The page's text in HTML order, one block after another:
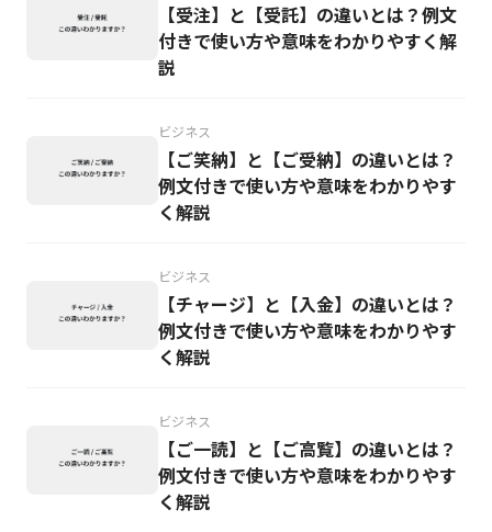
【受注】と【受託】の違いとは？例文
付きで使い方や意味をわかりやすく解
説
ビジネス
【ご笑納】と【ご受納】の違いとは？
例文付きで使い方や意味をわかりやす
く解説
ビジネス
【チャージ】と【入金】の違いとは？
例文付きで使い方や意味をわかりやす
く解説
ビジネス
【ご一読】と【ご高覧】の違いとは？
例文付きで使い方や意味をわかりやす
く解説